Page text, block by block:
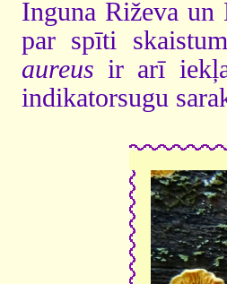
Inguna Riževa
par spīti
aureus ir arī
indikatorsugu